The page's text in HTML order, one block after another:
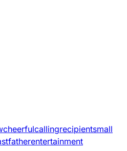
cheerfulcallingrecipientsmall
fatherentertainment